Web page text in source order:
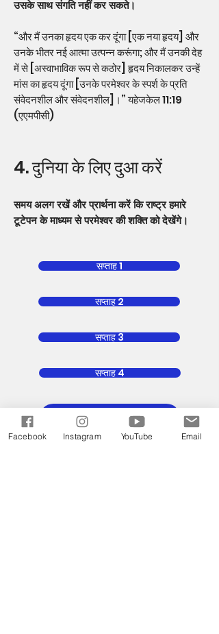
उसके साथ संगति नहीं कर सकते।
“और मैं उनका हृदय एक कर दूंगा [एक नया हृदय] और
उनके भीतर नई आत्मा उत्पन्न करूंगा; और मैं उनकी देह
में से [अस्वाभाविक रूप से कठोर] हृदय निकालकर उन्हें
मांस का हृदय दूंगा [उनके परमेश्वर के स्पर्श के प्रति
संवेदनशील और संवेदनशील]।” यहेजकेल 11:19
(एएमपीसी)
4. दुनिया के लिए दुआ करें
समय अलग रखें और प्रार्थना करें कि राष्ट्र हमारे
टूटेपन के माध्यम से परमेश्वर की शक्ति को देखेंगे।
सप्ताह 1
सप्ताह 2
सप्ताह 3
सप्ताह 4
Facebook Instagram YouTube Email